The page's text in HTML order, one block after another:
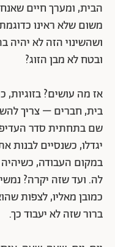
הבית, ומערך חיים
משום שלא ראינו
ושהשינוי הזה לא יהיה
ובטח לא מבן הזוג?
אז מה עושים? בזוגיות,
בית, חברים – צריך
שם בתחתית סדר
יגדלו, כשנסיים לבנות
במקום העבודה,
לה. ועד שזה יקרה?
כמובן מאליו, לצפות
ברור שזה לא יעבוד כך.